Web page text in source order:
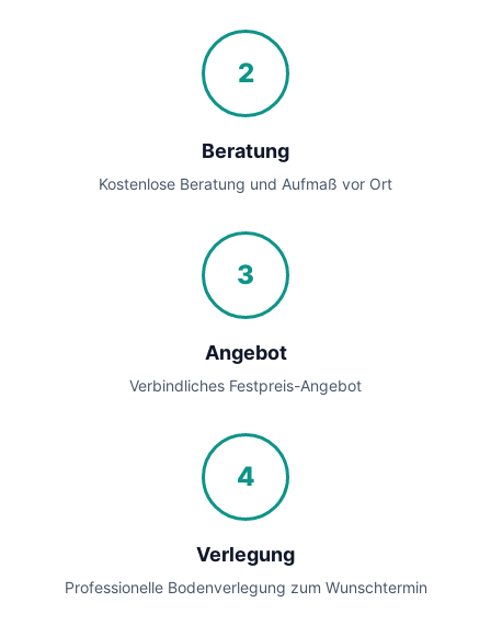
2
Beratung
Kostenlose Beratung und Aufmaß vor Ort
3
Angebot
Verbindliches Festpreis-Angebot
4
Verlegung
Professionelle Bodenverlegung zum Wunschtermin